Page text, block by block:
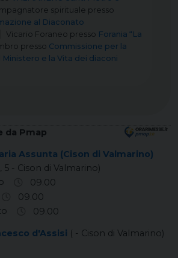
spirituale presso
al Diaconato
Vicario Foraneo presso Forania “La
presso Commissione per la
Ministero e la Vita dei diaconi
da Pmap
Assunta (Cison di Valmarino)
5 - Cison di Valmarino)
09.00
09.00
09.00
d'Assisi ( - Cison di Valmarino)